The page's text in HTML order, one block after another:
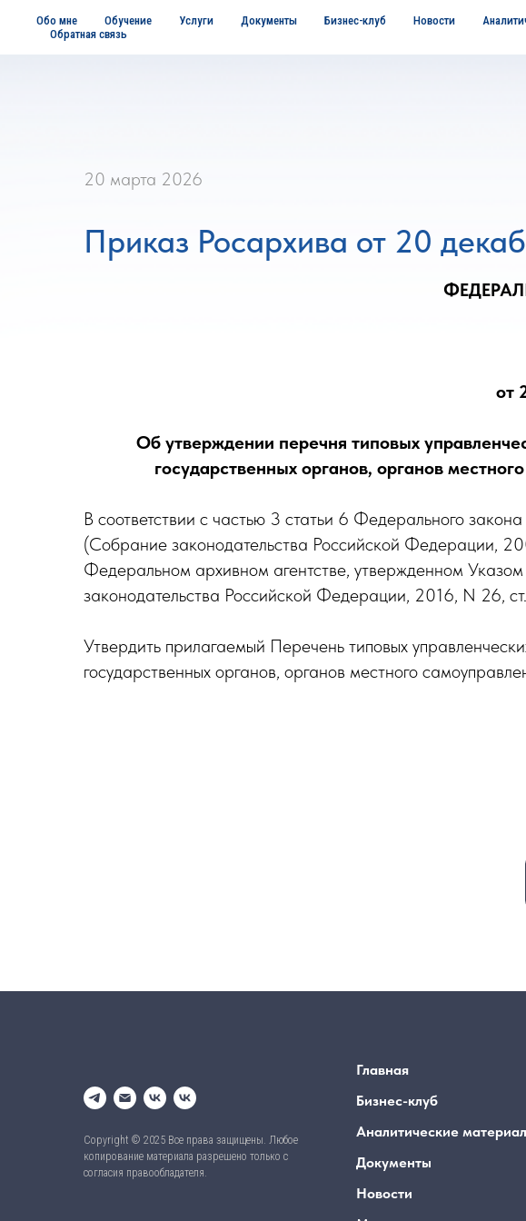
Обо мне Обучение Услуги Документы Бизнес-клуб Новости
Обратная связь
20 марта 2026
Приказ Росархива от 20
от
Об утверждении перечня типовых
государственных органов, органов
В соответствии с частью 3 статьи 6 Федерального
(Собрание законодательства Российской Федерации,
Федеральном архивном агентстве, утвержденном
законодательства Российской Федерации, 2016, N 26,
Утвердить прилагаемый Перечень типовых
государственных органов, органов местного
Copyright © 2025 Все права защищены. Любое
копирование материала разрешено только с
согласия правообладателя.
Главная
Бизнес-клуб
Аналитические
Документы
Новости